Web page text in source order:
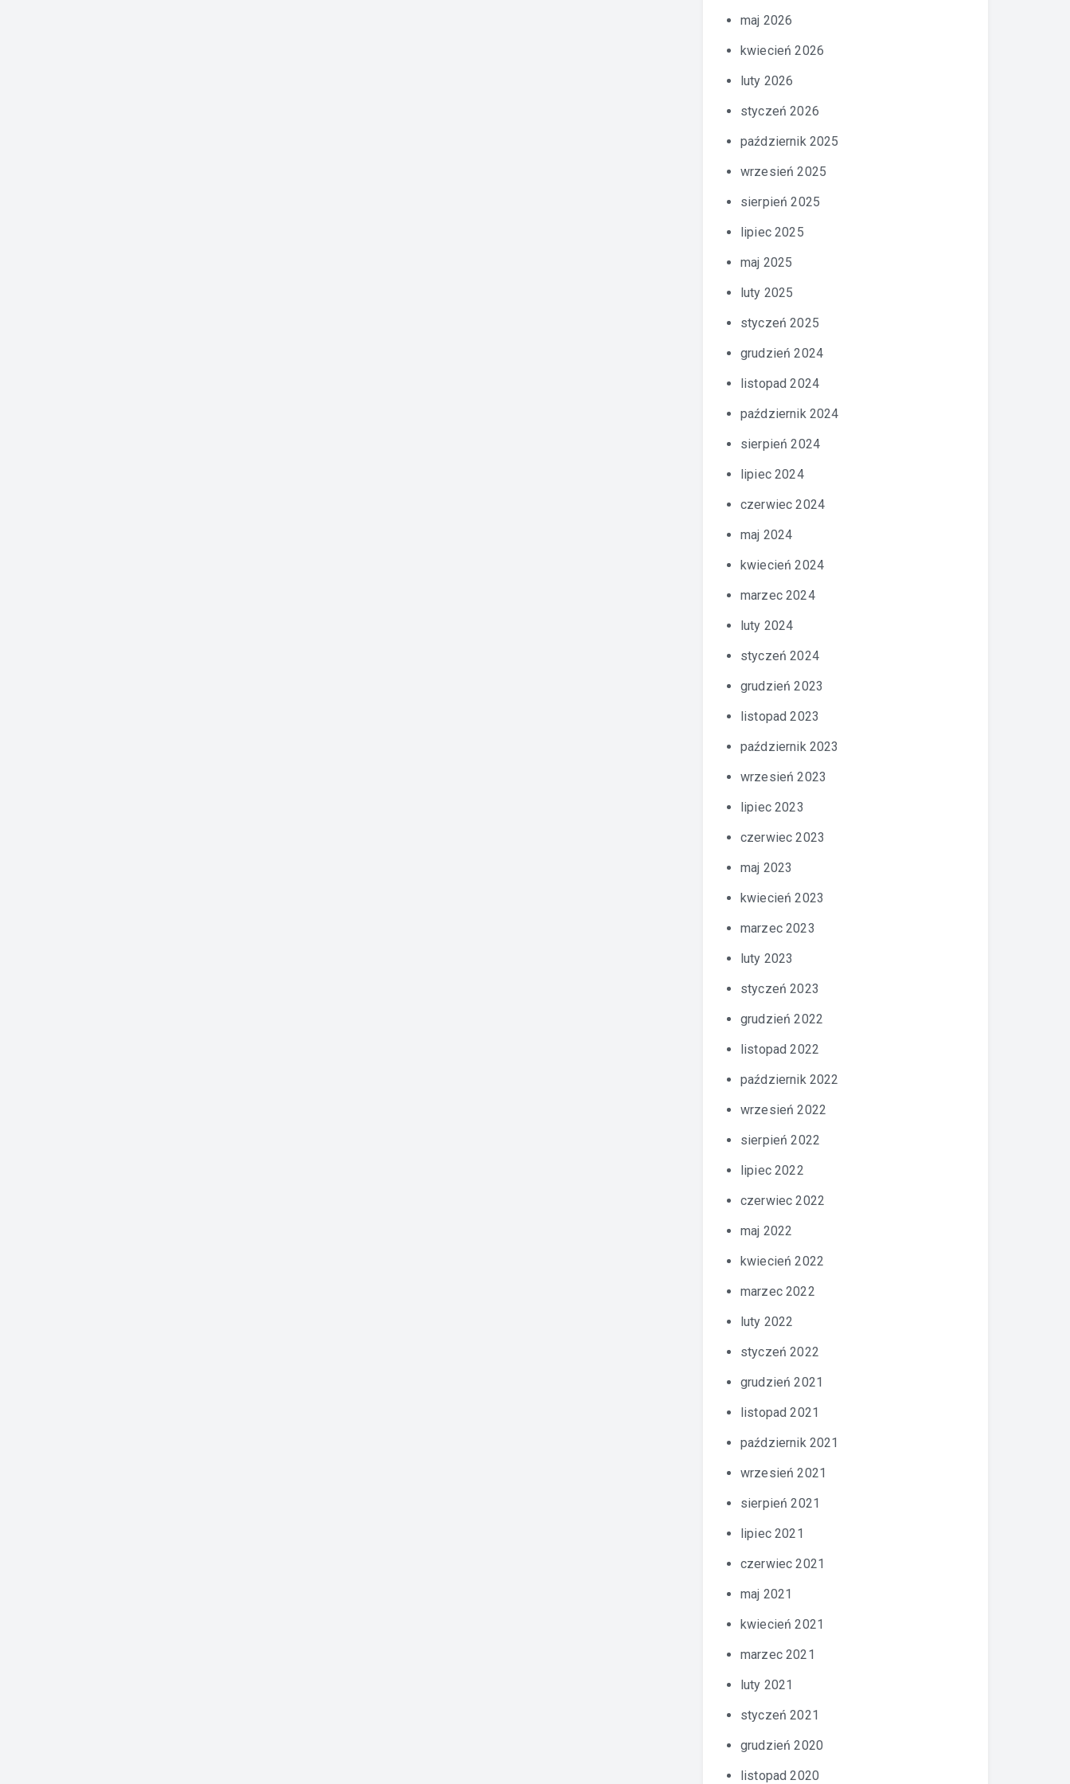
maj 2026
kwiecień 2026
luty 2026
styczeń 2026
październik 2025
wrzesień 2025
sierpień 2025
lipiec 2025
maj 2025
luty 2025
styczeń 2025
grudzień 2024
listopad 2024
październik 2024
sierpień 2024
lipiec 2024
czerwiec 2024
maj 2024
kwiecień 2024
marzec 2024
luty 2024
styczeń 2024
grudzień 2023
listopad 2023
październik 2023
wrzesień 2023
lipiec 2023
czerwiec 2023
maj 2023
kwiecień 2023
marzec 2023
luty 2023
styczeń 2023
grudzień 2022
listopad 2022
październik 2022
wrzesień 2022
sierpień 2022
lipiec 2022
czerwiec 2022
maj 2022
kwiecień 2022
marzec 2022
luty 2022
styczeń 2022
grudzień 2021
listopad 2021
październik 2021
wrzesień 2021
sierpień 2021
lipiec 2021
czerwiec 2021
maj 2021
kwiecień 2021
marzec 2021
luty 2021
styczeń 2021
grudzień 2020
listopad 2020